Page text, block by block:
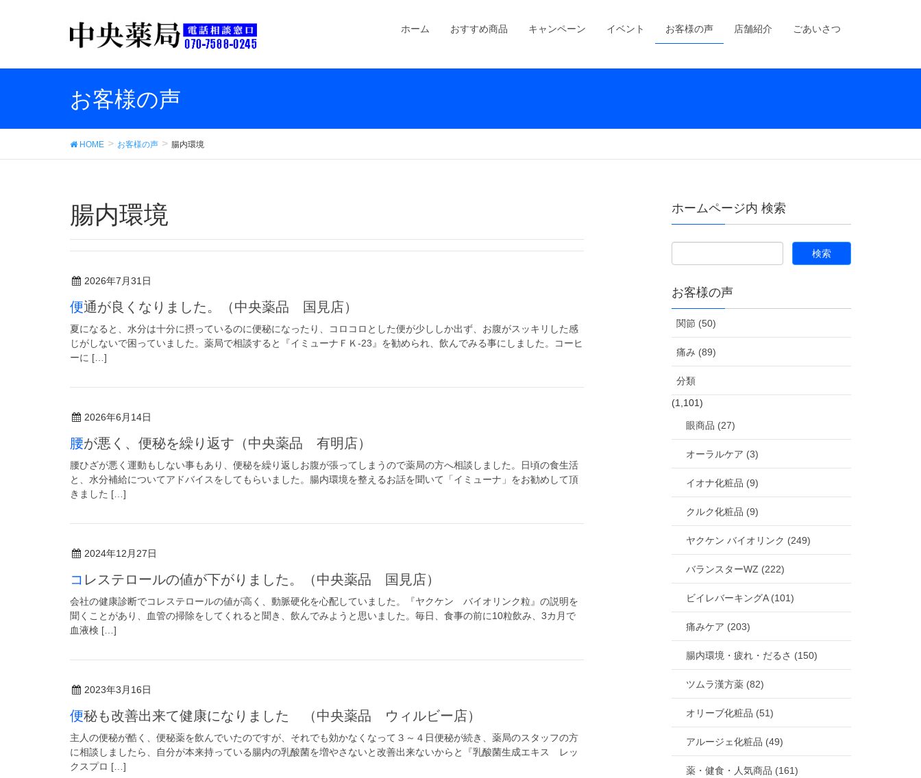
ホーム おすすめ商品 キャンペーン イベント お客様の声 店舗紹介 ごあいさつ
お客様の声
HOME お客様の声 腸内環境
腸内環境
2026年7月31日
便通が良くなりました。（中央薬品 国見店）
夏になると、水分は十分に摂っているのに便秘になったり、コロコロとした便が少ししか出ず、お腹がスッキリした感
じがしないで困っていました。薬局で相談すると『イミューナＦＫ-23』を勧められ、飲んでみる事にしました。コーヒ
ーに […]
2026年6月14日
腰が悪く、便秘を繰り返す（中央薬品 有明店）
腰ひざが悪く運動もしない事もあり、便秘を繰り返しお腹が張ってしまうので薬局の方へ相談しました。日頃の食生活
と、水分補給についてアドバイスをしてもらいました。腸内環境を整えるお話を聞いて「イミューナ」をお勧めして頂
きました […]
2024年12月27日
コレステロールの値が下がりました。（中央薬品 国見店）
会社の健康診断でコレステロールの値が高く、動脈硬化を心配していました。『ヤクケン バイオリンク粒』の説明を
聞くことがあり、血管の掃除をしてくれると聞き、飲んでみようと思いました。毎日、食事の前に10粒飲み、3カ月で
血液検 […]
2023年3月16日
便秘も改善出来て健康になりました （中央薬品 ウィルビー店）
主人の便秘が酷く、便秘薬を飲んでいたのですが、それでも効かなくなって３～４日便秘が続き、薬局のスタッフの方
に相談しましたら、自分が本来持っている腸内の乳酸菌を増やさないと改善出来ないからと『乳酸菌生成エキス レッ
クスプロ […]
ホームページ内 検索
お客様の声
関節 (50)
痛み (89)
分類
(1,101)
眼商品 (27)
オーラルケア (3)
イオナ化粧品 (9)
クルク化粧品 (9)
ヤクケン バイオリンク (249)
バランスターWZ (222)
ビイレバーキングA (101)
痛みケア (203)
腸内環境・疲れ・だるさ (150)
ツムラ漢方薬 (82)
オリーブ化粧品 (51)
アルージェ化粧品 (49)
薬・健食・人気商品 (161)